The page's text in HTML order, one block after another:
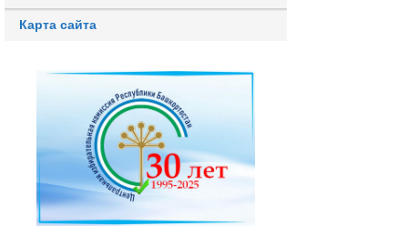
Карта сайта